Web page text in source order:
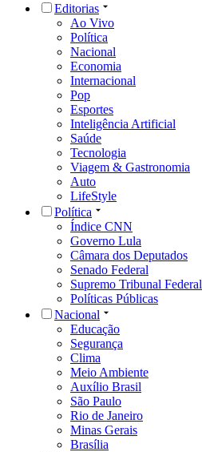
Editorias
Ao Vivo
Política
Nacional
Economia
Internacional
Pop
Esportes
Inteligência Artificial
Saúde
Tecnologia
Viagem & Gastronomia
Auto
LifeStyle
Política
Índice CNN
Governo Lula
Câmara dos Deputados
Senado Federal
Supremo Tribunal Federal
Políticas Públicas
Nacional
Educação
Segurança
Clima
Meio Ambiente
Auxílio Brasil
São Paulo
Rio de Janeiro
Minas Gerais
Brasília